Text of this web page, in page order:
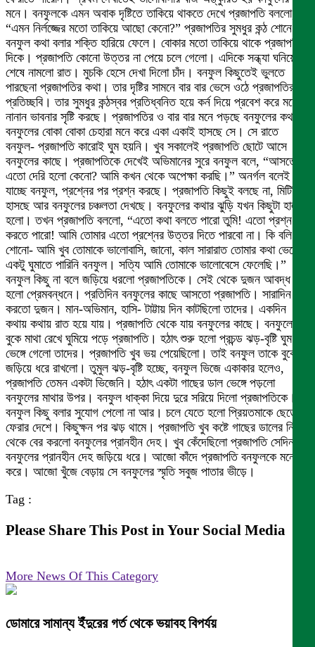
মনে। বনফুলকে এমন অবাক দৃষ্টিতে তাকিয়ে থাকতে দেখে প্রজাপতি বললো,
“এমন নির্লজ্জের মতো তাকিয়ে আছো কেনো?” প্রজাপতির সুমধুর কন্ঠ শোনে
বনফুল কথা বলার শক্তি হারিয়ে ফেলে। বোকার মতো তাকিয়ে থাকে প্রজাপতির
দিকে। প্রজাপতি কোনো উত্তর না পেয়ে চলে গেলো। এদিকে সন্ধ্যা ঘনিয়ে
শেষে নামলো রাত। মুচকি হেসে দেখা দিলো চাঁদ। বনফুল কিছুতেই ভুলতে
পারছেনা প্রজাপতির কথা। তার দৃষ্টির সামনে বার বার ভেসে ওঠে প্রজাপতির
প্রতিচ্ছবি। তার সুমধুর কন্ঠস্বর প্রতিধ্বনিত হয়ে কর্ন দিয়ে প্রবেশ করে মনে
নানান ভাবনার সৃষ্টি করছে। প্রজাপতির ও বার বার মনে পড়ছে বনফুলের কথা।
বনফুলের বোকা বোকা চেহারা মনে করে একা একাই হাসছে সে। সে রাতে
বনফুল- প্রজাপতি কারোই ঘুম হয়নি। খুব সকালেই প্রজাপতি ছোটে আসে
বনফুলের কাছে। প্রজাপতিকে দেখেই অভিমানের সুরে বনফুল বলে, “আসতে
এতো দেরি হলো কেনো? আমি কখন থেকে অপেক্ষা করছি।” অনর্গল বলেই
যাচ্ছে বনফুল, প্রশ্নের পর প্রশ্ন করছে। প্রজাপতি কিছুই বলছে না, মিটিমিটি
হাসছে আর বনফুলের চঞ্চলতা দেখছে। বনফুলের কথার ঝুড়ি যখন কিছুটা হালকা
হলো। তখন প্রজাপতি বললো, “এতো কথা বলতে পারো তুমি! এতো প্রশ্ন
করতে পারো! আমি তোমার এতো প্রশ্নের উত্তর দিতে পারবো না। কি বলি
শোনো- আমি খুব তোমাকে ভালোবাসি, জানো, কাল সারারাত তোমার কথা ভেবে
একটু ঘুমাতে পারিনি বনফুল। সত্যি আমি তোমাকে ভালোবেসে ফেলেছি।”
বনফুল কিছু না বলে জড়িয়ে ধরলো প্রজাপতিকে। সেই থেকে দুজন আবদ্ধ
হলো প্রেমবন্ধনে। প্রতিদিন বনফুলের কাছে আসতো প্রজাপতি। সারাদিন গল্প
করতো দুজন। মান-অভিমান, হাসি- টাট্টায় দিন কাটছিলো তাদের। একদিন
কথায় কথায় রাত হয়ে যায়। প্রজাপতি থেকে যায় বনফুলের কাছে। বনফুলের
বুকে মাথা রেখে ঘুমিয়ে পড়ে প্রজাপতি। হঠাৎ শুরু হলো প্রচন্ড ঝড়-বৃষ্টি ঘুম
ভেঙ্গে গেলো তাদের। প্রজাপতি খুব ভয় পেয়েছিলো। তাই বনফুল তাকে বুকে
জড়িয়ে ধরে রাখলো। তুমুল ঝড়-বৃষ্টি হচ্ছে, বনফুল ভিজে একাকার হলেও,
প্রজাপতি তেমন একটা ভিজেনি। হঠাৎ একটা গাছের ডাল ভেঙ্গে পড়লো
বনফুলের মাথার উপর। বনফুল ধাক্কা দিয়ে দুরে সরিয়ে দিলো প্রজাপতিকে।
বনফুল কিছু বলার সুযোগ পেলো না আর। চলে যেতে হলো প্রিয়তমাকে ছেড়ে না
ফেরার দেশে। কিছুক্ষন পর ঝড় থামে। প্রজাপতি খুব কষ্টে গাছের ডালের নিচ
থেকে বের করলো বনফুলের প্রানহীন দেহ। খুব কেঁদেছিলো প্রজাপতি সেদিন
বনফুলের প্রানহীন দেহ জড়িয়ে ধরে। আজো কাঁদে প্রজাপতি বনফুলকে মনে
করে। আজো খুঁজে বেড়ায় সে বনফুলের স্মৃতি সবুজ পাতার ভীড়ে।
Tag :
Please Share This Post in Your Social Media
More News Of This Category
ডোমারে সামান্য ইঁদুরের গর্ত থেকে ভয়াবহ বিপর্যয়